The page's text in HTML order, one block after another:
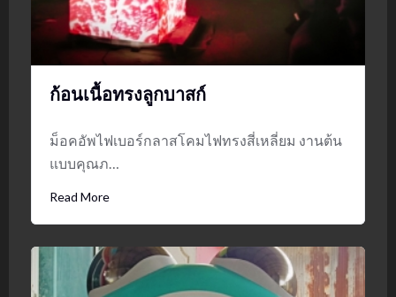
ก้อนเนื้อทรงลูกบาสก์
ม็อคอัพไฟเบอร์กลาสโคมไฟทรงสี่เหลี่ยม งานต้น
แบบคุณภ…
Read More